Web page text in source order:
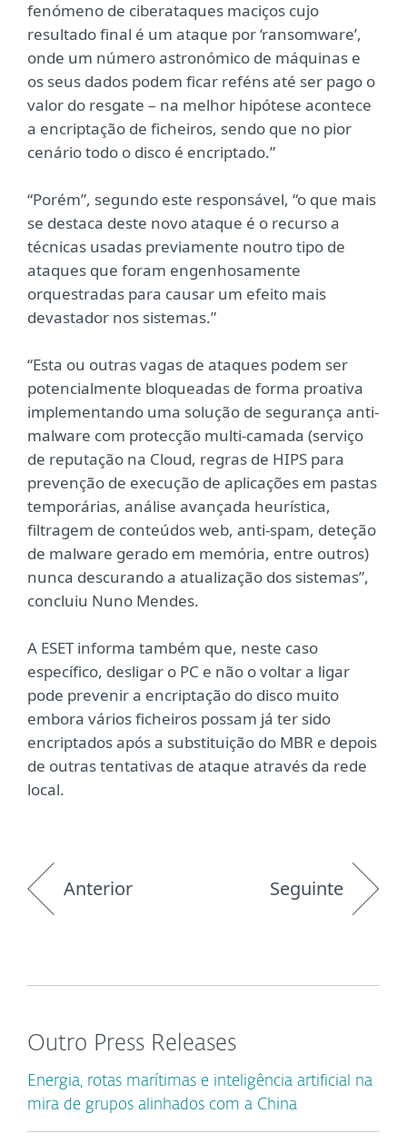
fenómeno de ciberataques maciços cujo
resultado final é um ataque por ‘ransomware’,
onde um número astronómico de máquinas e
os seus dados podem ficar reféns até ser pago o
valor do resgate – na melhor hipótese acontece
a encriptação de ficheiros, sendo que no pior
cenário todo o disco é encriptado.”
“Porém”, segundo este responsável, “o que mais
se destaca deste novo ataque é o recurso a
técnicas usadas previamente noutro tipo de
ataques que foram engenhosamente
orquestradas para causar um efeito mais
devastador nos sistemas.”
“Esta ou outras vagas de ataques podem ser
potencialmente bloqueadas de forma proativa
implementando uma solução de segurança anti-
malware com protecção multi-camada (serviço
de reputação na Cloud, regras de HIPS para
prevenção de execução de aplicações em pastas
temporárias, análise avançada heurística,
filtragem de conteúdos web, anti-spam, deteção
de malware gerado em memória, entre outros)
nunca descurando a atualização dos sistemas”,
concluiu Nuno Mendes.
A ESET informa também que, neste caso
específico, desligar o PC e não o voltar a ligar
pode prevenir a encriptação do disco muito
embora vários ficheiros possam já ter sido
encriptados após a substituição do MBR e depois
de outras tentativas de ataque através da rede
local.
Anterior Seguinte
Outro Press Releases
Energia, rotas marítimas e inteligência artificial na
mira de grupos alinhados com a China